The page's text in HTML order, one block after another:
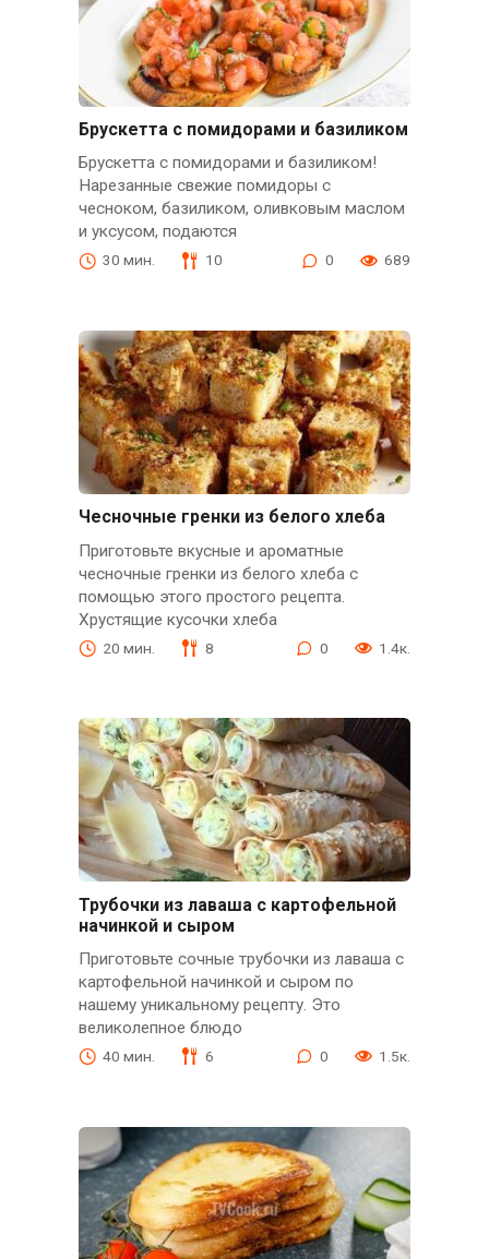
Брускетта с помидорами и базиликом
Брускетта с помидорами и базиликом!
Нарезанные свежие помидоры с
чесноком, базиликом, оливковым маслом
и уксусом, подаются
30 мин. 10 0 689
​​Чесночные гренки из белого хлеба
Приготовьте вкусные и ароматные
чесночные гренки из белого хлеба с
помощью этого простого рецепта.
Хрустящие кусочки хлеба
20 мин. 8 0 1.4к.
Трубочки из лаваша с картофельной
начинкой и сыром
Приготовьте сочные трубочки из лаваша с
картофельной начинкой и сыром по
нашему уникальному рецепту. Это
великолепное блюдо
40 мин. 6 0 1.5к.